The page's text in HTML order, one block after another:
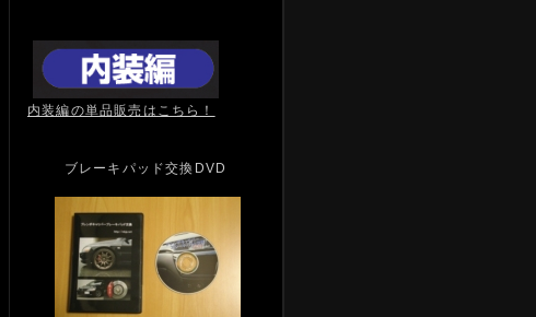
内装編の単品販売はこちら！
ブレーキパッド交換DVD